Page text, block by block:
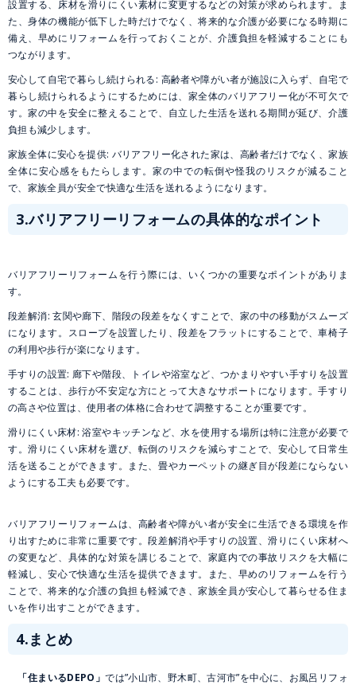
設置する、床材を滑りにくい素材に変更するなどの対策が求められます。ま
た、身体の機能が低下した時だけでなく、将来的な介護が必要になる時期に
備え、早めにリフォームを行っておくことが、介護負担を軽減することにも
つながります。
安心して自宅で暮らし続けられる: 高齢者や障がい者が施設に入らず、自宅で
暮らし続けられるようにするためには、家全体のバリアフリー化が不可欠で
す。家の中を安全に整えることで、自立した生活を送れる期間が延び、介護
負担も減少します。
家族全体に安心を提供: バリアフリー化された家は、高齢者だけでなく、家族
全体に安心感をもたらします。家の中での転倒や怪我のリスクが減ること
で、家族全員が安全で快適な生活を送れるようになります。
3.バリアフリーリフォームの具体的なポイント
バリアフリーリフォームを行う際には、いくつかの重要なポイントがありま
す。
段差解消: 玄関や廊下、階段の段差をなくすことで、家の中の移動がスムーズ
になります。スロープを設置したり、段差をフラットにすることで、車椅子
の利用や歩行が楽になります。
手すりの設置: 廊下や階段、トイレや浴室など、つかまりやすい手すりを設置
することは、歩行が不安定な方にとって大きなサポートになります。手すり
の高さや位置は、使用者の体格に合わせて調整することが重要です。
滑りにくい床材: 浴室やキッチンなど、水を使用する場所は特に注意が必要で
す。滑りにくい床材を選び、転倒のリスクを減らすことで、安心して日常生
活を送ることができます。また、畳やカーペットの継ぎ目が段差にならない
ようにする工夫も必要です。
バリアフリーリフォームは、高齢者や障がい者が安全に生活できる環境を作
り出すために非常に重要です。段差解消や手すりの設置、滑りにくい床材へ
の変更など、具体的な対策を講じることで、家庭内での事故リスクを大幅に
軽減し、安心で快適な生活を提供できます。また、早めのリフォームを行う
ことで、将来的な介護の負担も軽減でき、家族全員が安心して暮らせる住ま
いを作り出すことができます。
4.まとめ
「住まいるDEPO」では”小山市、野木町、古河市”を中心に、お風呂リフォ